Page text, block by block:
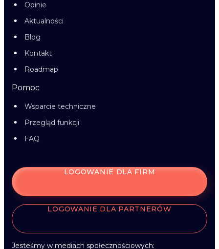
Opinie
Aktualności
Blog
Kontakt
Roadmap
Pomoc
Wsparcie techniczne
Przegląd funkcji
FAQ
LOGOWANIE DLA FIRM
LOGOWANIE DLA PARTNERÓW
Jesteśmy w mediach społecznościowych: